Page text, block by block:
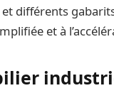
différents
et à